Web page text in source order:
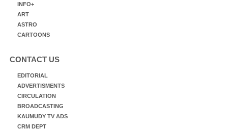
INFO+
ART
ASTRO
CARTOONS
CONTACT US
EDITORIAL
ADVERTISMENTS
CIRCULATION
BROADCASTING
KAUMUDY TV ADS
CRM DEPT